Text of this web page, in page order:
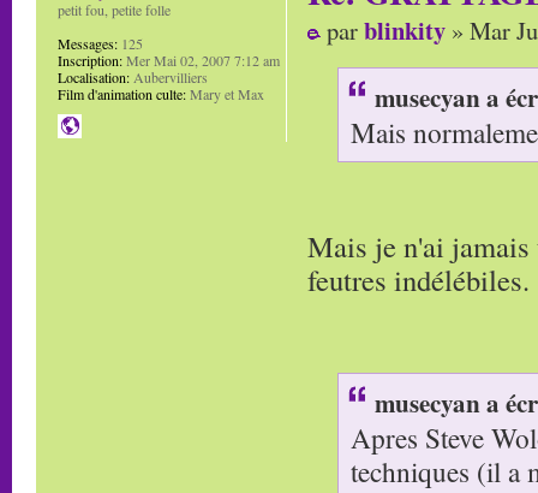
parblinkity » Mar
musecyan a
Mais
Mais je n'ai jamais
feutres indélébiles.
musecyan a
Apres Steve
techniques (il a
petit fou, petite folle
Messages: 125
Inscription:Mer Mai 02, 2007 7:12 am
Localisation: Aubervilliers
Film d'animation culte:Mary et Max